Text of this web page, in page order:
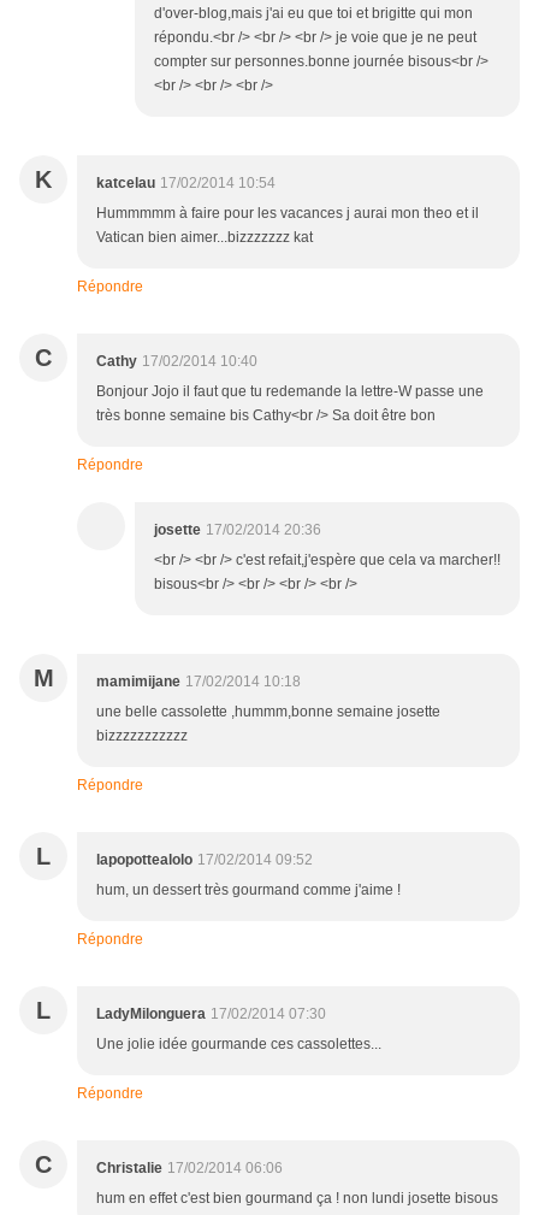
d'over-blog,mais j'ai eu que toi et brigitte qui mon
répondu.<br /> <br /> <br /> je voie que je ne peut
compter sur personnes.bonne journée bisous<br />
<br /> <br /> <br />
K katcelau 17/02/2014 10:54
Hummmmm à faire pour les vacances j aurai mon theo et il
Vatican bien aimer...bizzzzzzz kat
Répondre
C Cathy 17/02/2014 10:40
Bonjour Jojo il faut que tu redemande la lettre-W passe une
très bonne semaine bis Cathy<br /> Sa doit être bon
Répondre
josette 17/02/2014 20:36
<br /> <br /> c'est refait,j'espère que cela va marcher!!
bisous<br /> <br /> <br /> <br />
M mamimijane 17/02/2014 10:18
une belle cassolette ,hummm,bonne semaine josette
bizzzzzzzzzzz
Répondre
L lapopottealolo 17/02/2014 09:52
hum, un dessert très gourmand comme j'aime !
Répondre
L LadyMilonguera 17/02/2014 07:30
Une jolie idée gourmande ces cassolettes...
Répondre
C Christalie 17/02/2014 06:06
hum en effet c'est bien gourmand ça ! non lundi josette bisous